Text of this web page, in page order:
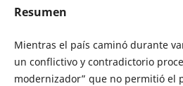
Resumen
Mientras el país caminó durante
un conflictivo y contradictorio
modernizador” que no permitió el